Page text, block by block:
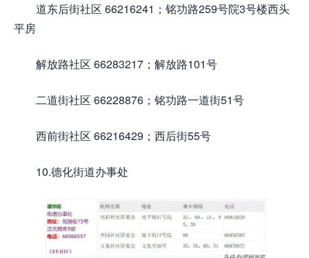
道东后街社区 66216241；铭功路259号院3号楼西头
平房
解放路社区 66283217；解放路101号
二道街社区 66228876；铭功路一道街51号
西前街社区 66216429；西后街55号
10.德化街道办事处